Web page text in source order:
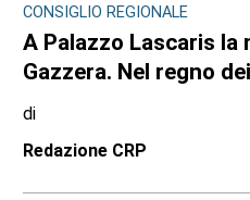
CONSIGLIO REGIONALE
A Palazzo Lascaris la
Gazzera. Nel regno
di
Redazione CRP